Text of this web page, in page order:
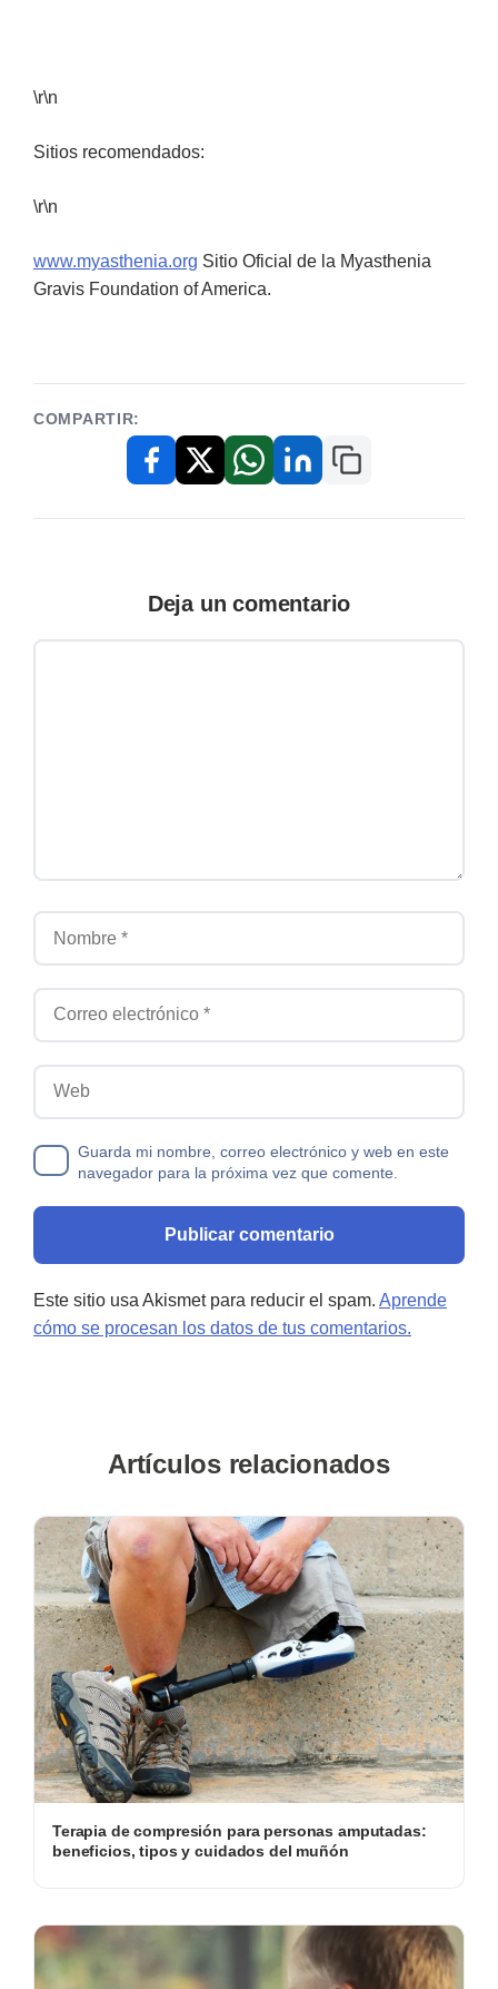
\r\n
Sitios recomendados:
\r\n
www.myasthenia.org Sitio Oficial de la Myasthenia
Gravis Foundation of America.
COMPARTIR:
FacebookX / TwitterWhatsAppLinkedInCopiar enlace
Deja un comentario
Guarda mi nombre, correo electrónico y web en este
navegador para la próxima vez que comente.
Este sitio usa Akismet para reducir el spam. Aprende
cómo se procesan los datos de tus comentarios.
Artículos relacionados
Terapia de compresión para personas amputadas:
beneficios, tipos y cuidados del muñón